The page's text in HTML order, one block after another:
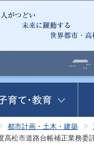
この
都市計画・土木・建築
高松市道路台帳補正業務委